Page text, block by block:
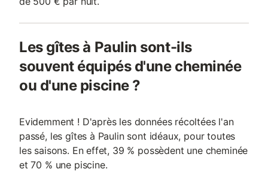
Les gîtes à Paulin sont-ils
souvent équipés d'une cheminée
ou d'une piscine ?
Evidemment ! D'après les données récoltées l'an
passé, les gîtes à Paulin sont idéaux, pour toutes
les saisons. En effet, 39 % possèdent une cheminée
et 70 % une piscine.